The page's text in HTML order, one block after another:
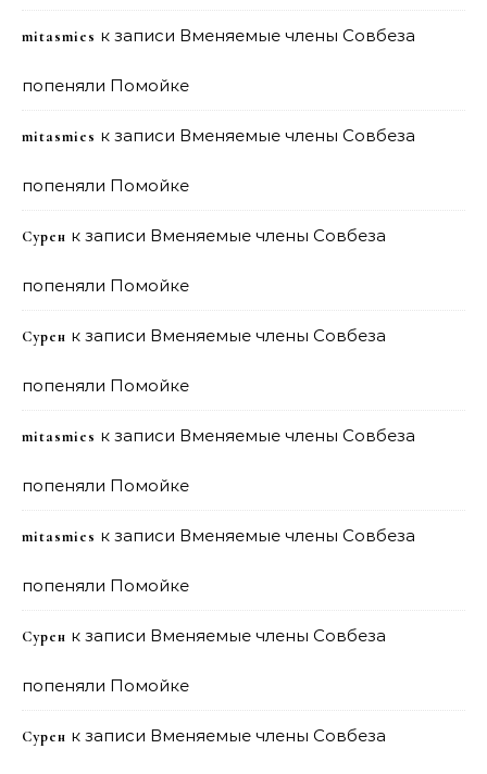
mitasmies к записи Вменяемые члены Совбеза
попеняли Помойке
mitasmies к записи Вменяемые члены Совбеза
попеняли Помойке
Сурен к записи Вменяемые члены Совбеза
попеняли Помойке
Сурен к записи Вменяемые члены Совбеза
попеняли Помойке
mitasmies к записи Вменяемые члены Совбеза
попеняли Помойке
mitasmies к записи Вменяемые члены Совбеза
попеняли Помойке
Сурен к записи Вменяемые члены Совбеза
попеняли Помойке
Сурен к записи Вменяемые члены Совбеза